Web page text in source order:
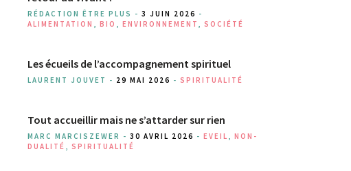
RÉDACTION ÊTRE PLUS - 3 JUIN 2026 -
ALIMENTATION , BIO , ENVIRONNEMENT , SOCIÉTÉ
Les écueils de l’accompagnement spirituel
LAURENT JOUVET - 29 MAI 2026 - SPIRITUALITÉ
Tout accueillir mais ne s’attarder sur rien
MARC MARCISZEWER - 30 AVRIL 2026 - EVEIL , NON-
DUALITÉ , SPIRITUALITÉ